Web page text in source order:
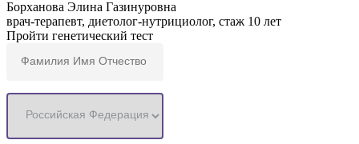
Борханова Элина Газинуровна
врач-терапевт, диетолог-нутрициолог, стаж 10 лет
Пройти генетический тест